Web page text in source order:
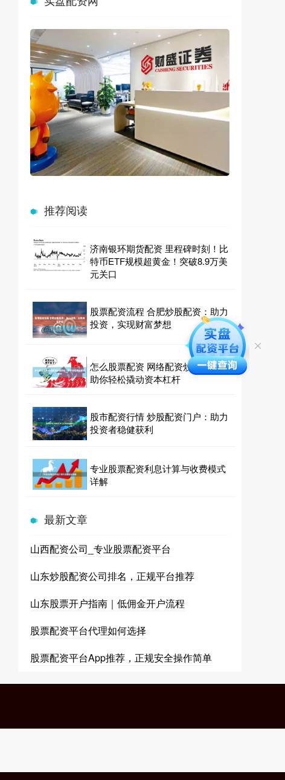
推荐阅读
济南银环期货配资 里程碑时刻！比
特币ETF规模超黄金！突破8.9万美
元关口
股票配资流程 合肥炒股配资：助力
投资，实现财富梦想
怎么股票配资 网络配资炒股平台：
助你轻松撬动资本杠杆
股市配资行情 炒股配资门户：助力
投资者稳健获利
专业股票配资利息计算与收费模式
详解
最新文章
山西配资公司_专业股票配资平台
山东炒股配资公司排名，正规平台推荐
山东股票开户指南｜低佣金开户流程
股票配资平台代理如何选择
股票配资平台App推荐，正规安全操作简单